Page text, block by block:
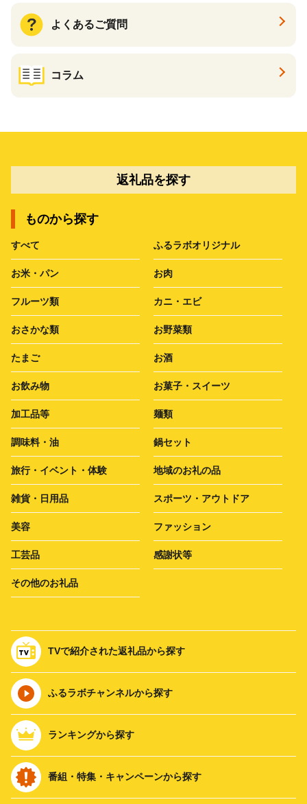
よくあるご質問
コラム
返礼品を探す
ものから探す
すべて ふるラボオリジナル
お米・パン お肉
フルーツ類 カニ・エビ
おさかな類 お野菜類
たまご お酒
お飲み物 お菓子・スイーツ
加工品等 麺類
調味料・油 鍋セット
旅行・イベント・体験 地域のお礼の品
雑貨・日用品 スポーツ・アウトドア
美容 ファッション
工芸品 感謝状等
その他のお礼品
TVで紹介された返礼品から探す
ふるラボチャンネルから探す
ランキングから探す
番組・特集・キャンペーンから探す